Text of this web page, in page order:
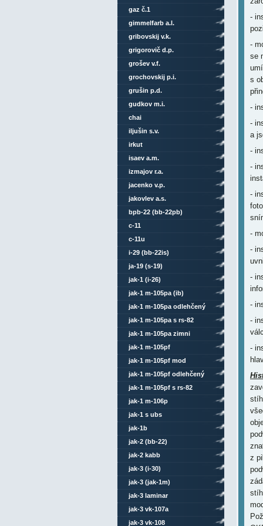
-
-
se
s
-
-
a
-
-
-
-
-
-
-
-
-
z
gaz č.1
gimmelfarb a.l.
gribovskij v.k.
grigorovič d.p.
grošev v.f.
grochovskij p.i.
grušin p.d.
gudkov m.i.
chai
iljušin s.v.
irkut
isaev a.m.
izmajov r.a.
jacenko v.p.
jakovlev a.s.
bpb-22 (bb-22pb)
c-11
c-11u
i-29 (bb-22is)
ja-19 (s-19)
jak-1 (i-26)
jak-1 m-105pa (ib)
jak-1 m-105pa odlehčený
jak-1 m-105pa s rs-82
jak-1 m-105pa zimni
jak-1 m-105pf
jak-1 m-105pf mod
jak-1 m-105pf odlehčený
jak-1 m-105pf s rs-82
jak-1 m-106p
jak-1 s ubs
jak-1b
jak-2 (bb-22)
jak-2 kabb
jak-3 (i-30)
jak-3 (jak-1m)
jak-3 laminar
jak-3 vk-107a
jak-3 vk-108